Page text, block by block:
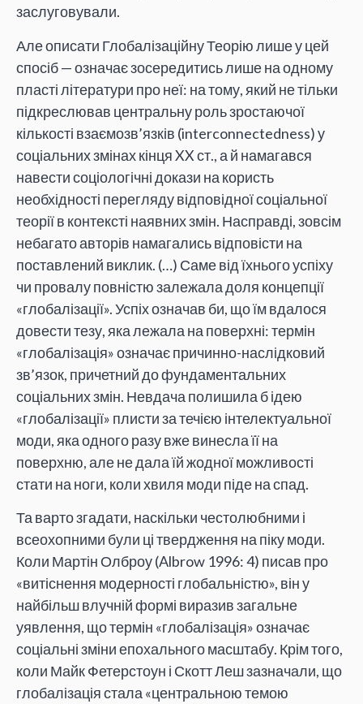
заслуговували.
Але описати Глобалізаційну Теорію лише у цей
спосіб — означає зосередитись лише на одному
пласті літератури про неї: на тому, який не тільки
підкреслював центральну роль зростаючої
кількості взаємозв’язків (interconnectedness) у
соціальних змінах кінця XX ст., а й намагався
навести соціологічні докази на користь
необхідності перегляду відповідної соціальної
теорії в контексті наявних змін. Насправді, зовсім
небагато авторів намагались відповісти на
поставлений виклик. (…) Саме від їхнього успіху
чи провалу повністю залежала доля концепції
«глобалізації». Успіх означав би, що їм вдалося
довести тезу, яка лежала на поверхні: термін
«глобалізація» означає причинно-наслідковий
зв’язок, причетний до фундаментальних
соціальних змін. Невдача полишила б ідею
«глобалізації» плисти за течією інтелектуальної
моди, яка одного разу вже винесла її на
поверхню, але не дала їй жодної можливості
стати на ноги, коли хвиля моди піде на спад.
Та варто згадати, наскільки честолюбними і
всеохопними були ці твердження на піку моди.
Коли Мартін Олброу (Albrow 1996: 4) писав про
«витіснення модерності глобальністю», він у
найбільш влучній формі виразив загальне
уявлення, що термін «глобалізація» означає
соціальні зміни епохального масштабу. Крім того,
коли Майк Фетерстоун і Скотт Леш зазначали, що
глобалізація стала «центральною темою